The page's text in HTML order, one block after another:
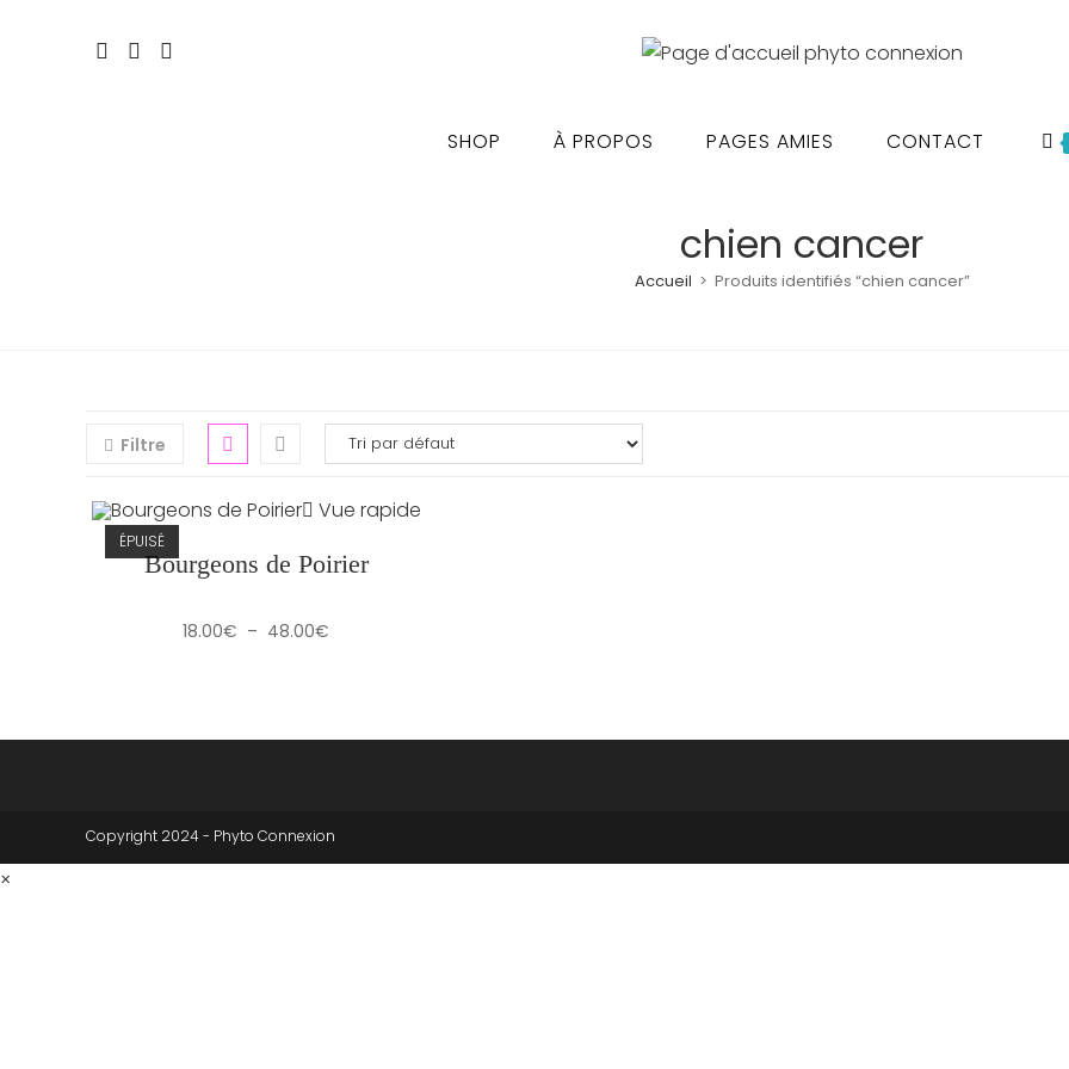
SHOP À PROPOS PAGES AMIES CONTACT
chien cancer
Accueil > Produits identifiés “chien cancer”
Filtre
ÉPUISÉ
Vue rapide
Bourgeons de Poirier
18.00€ – 48.00€
Copyright 2024 - Phyto Connexion
×